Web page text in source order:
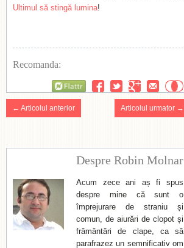
Ultimul să stingă lumina!
Recomanda:
← Articolul anterior Articolul urmator →
Despre Robin Molnar
Acum zece ani aș fi spus
despre mine că sunt o
împrejurare de straniu și
comun, de aiurări de clopot și
frământări de clape, ca să
parafrazez un semnificativ om